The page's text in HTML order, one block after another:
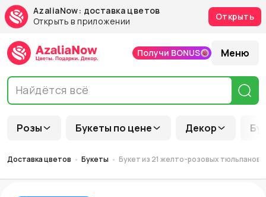
AzaliaNow: доставка цветов
Открыть в приложении
Открыть
Розы Букеты по цене Декор
Получи BONUS Меню
Доставка цветов Букеты Букет из 21 желто-розовых тюльпанов